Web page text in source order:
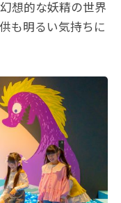
想的な妖精の世界
も明るい気持ちに